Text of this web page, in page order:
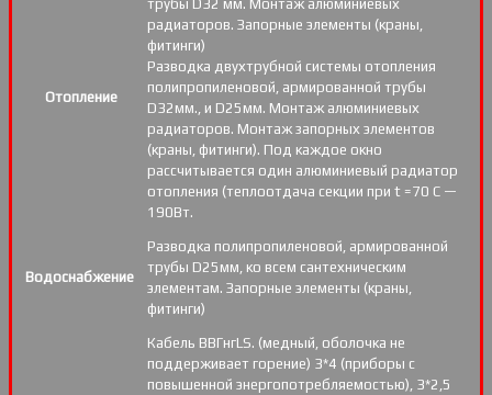
Отопление
трубы D32 мм. Монтаж алюминиевых
радиаторов. Запорные элементы (краны,
фитинги)
Разводка двухтрубной системы отопления
полипропиленовой, армированной трубы
D32мм., и D25мм. Монтаж алюминиевых
радиаторов. Монтаж запорных элементов
(краны, фитинги). Под каждое окно
рассчитывается один алюминиевый радиатор
отопления (теплоотдача секции при t =70 С —
190Вт.
Водоснабжение
Разводка полипропиленовой, армированной
трубы D25мм, ко всем сантехническим
элементам. Запорные элементы (краны,
фитинги)
Кабель ВВГнгLS. (медный, оболочка не
поддерживает горение) 3*4 (приборы с
повышенной энергопотребляемостью), 3*2,5